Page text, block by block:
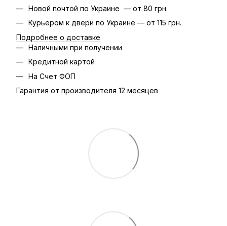
Новой почтой по Украине — от 80 грн.
Курьером к двери по Украине — от 115 грн.
Подробнее о доставке
Наличными при получении
Кредитной картой
На Счет ФОП
Гарантия от производителя 12 месяцев